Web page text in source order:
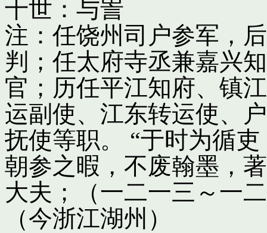
十世：与訔
注：任饶州司户参军，
判；任太府寺丞兼嘉兴
官；历任平江知府、镇
运副使、江东转运使、
抚使等职。 “于时为循
朝参之暇，不废翰墨，
大夫；（一二一三～一
（今浙江湖州）